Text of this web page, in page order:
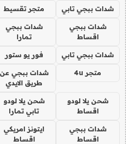
شدات ببجي تابي متجر تقسيط
شدات ببجي
اقساط
شدات ببجي
تمارا
شدات ببجي تابي فور يو ستور
متجر 4u
شدات ببجي عن
طريق الايدي
شحن يلا لودو
اقساط
شحن يلا لودو
تابي تمارا
شدات ببجي
اقساط
ايتونز امريكي
اقساط